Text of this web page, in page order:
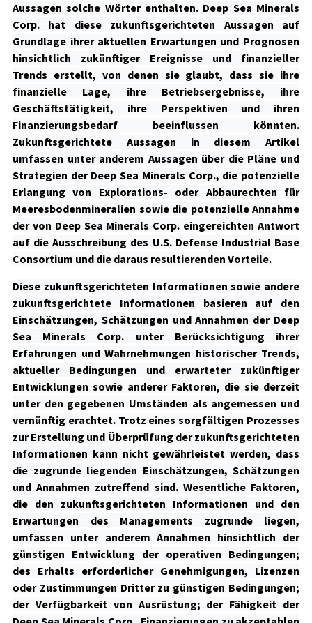
Aussagen solche Wörter enthalten. Deep Sea Minerals
Corp. hat diese zukunftsgerichteten Aussagen auf
Grundlage ihrer aktuellen Erwartungen und Prognosen
hinsichtlich zukünftiger Ereignisse und finanzieller
Trends erstellt, von denen sie glaubt, dass sie ihre
finanzielle Lage, ihre Betriebsergebnisse, ihre
Geschäftstätigkeit, ihre Perspektiven und ihren
Finanzierungsbedarf beeinflussen könnten.
Zukunftsgerichtete Aussagen in diesem Artikel
umfassen unter anderem Aussagen über die Pläne und
Strategien der Deep Sea Minerals Corp., die potenzielle
Erlangung von Explorations- oder Abbaurechten für
Meeresbodenmineralien sowie die potenzielle Annahme
der von Deep Sea Minerals Corp. eingereichten Antwort
auf die Ausschreibung des U.S. Defense Industrial Base
Consortium und die daraus resultierenden Vorteile.
Diese zukunftsgerichteten Informationen sowie andere
zukunftsgerichtete Informationen basieren auf den
Einschätzungen, Schätzungen und Annahmen der Deep
Sea Minerals Corp. unter Berücksichtigung ihrer
Erfahrungen und Wahrnehmungen historischer Trends,
aktueller Bedingungen und erwarteter zukünftiger
Entwicklungen sowie anderer Faktoren, die sie derzeit
unter den gegebenen Umständen als angemessen und
vernünftig erachtet. Trotz eines sorgfältigen Prozesses
zur Erstellung und Überprüfung der zukunftsgerichteten
Informationen kann nicht gewährleistet werden, dass
die zugrunde liegenden Einschätzungen, Schätzungen
und Annahmen zutreffend sind. Wesentliche Faktoren,
die den zukunftsgerichteten Informationen und den
Erwartungen des Managements zugrunde liegen,
umfassen unter anderem Annahmen hinsichtlich der
günstigen Entwicklung der operativen Bedingungen;
des Erhalts erforderlicher Genehmigungen, Lizenzen
oder Zustimmungen Dritter zu günstigen Bedingungen;
der Verfügbarkeit von Ausrüstung; der Fähigkeit der